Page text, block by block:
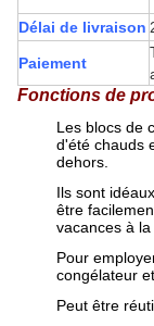
Délai de livraison
Paiement
Fonctions de
Les blocs de
d'été chauds
dehors.
Ils sont
être
vacances à la
Pour
congélateur
Peut être